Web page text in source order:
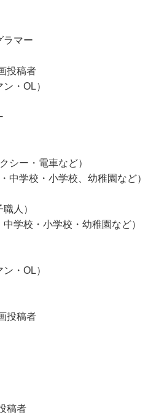
マー
投稿者
・OL）
ー・電車など）
学校・小学校、幼稚園など）
人）
学校・小学校・幼稚園など）
・OL）
投稿者
稿者